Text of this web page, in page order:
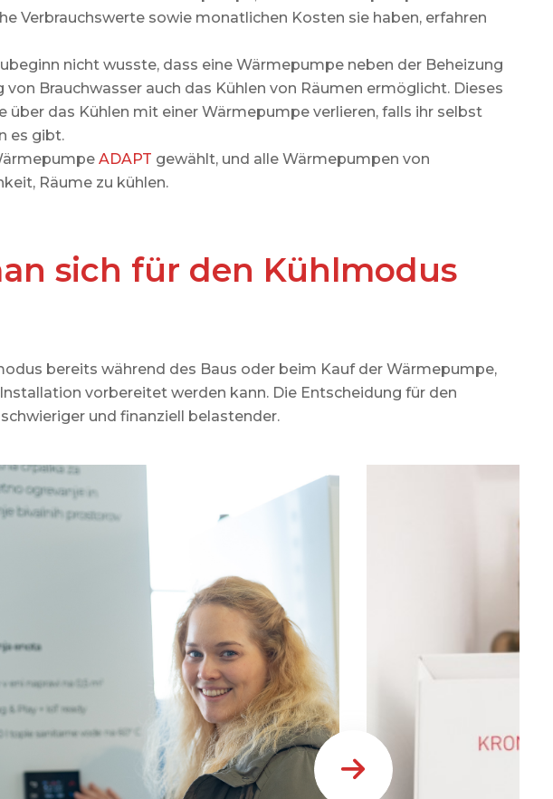
Verbrauchswerte sowie monatlichen Kosten sie haben, erfahren
nicht wusste, dass eine Wärmepumpe neben der Beheizung
Brauchwasser auch das Kühlen von Räumen ermöglicht. Dieses
über das Kühlen mit einer Wärmepumpe verlieren, falls ihr selbst
es gibt.
ADAPT gewählt, und alle Wärmepumpen von
Räume zu kühlen.
sich für den Kühlmodus
bereits während des Baus oder beim Kauf der Wärmepumpe,
vorbereitet werden kann. Die Entscheidung für den
und finanziell belastender.